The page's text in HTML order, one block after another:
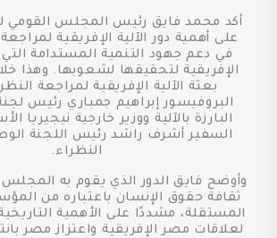
أكد محمد فايق رئيس المجلس القومي
على أهمية دور الآلية الإفريقية
في دعم جهود التنمية المستدامة
الإفريقية لتحقيقها لشعوبها. وهذا
بعثة الآلية الإفريقية لمراجعة
البروفيسور إبراهيم جمباري رئيس
البارزة بالآلية ووزير خارجية نيجيريا
السفير أشرف راشد رئيس اللجنة
النظراء.
وأوضح فايق الدور الذي يقوم به
ثقافة حقوق الإنسان باعتباره من
المستقلة، مشددًا على الأهمية
لعلاقات مصر الإفريقية واعتزاز مصر